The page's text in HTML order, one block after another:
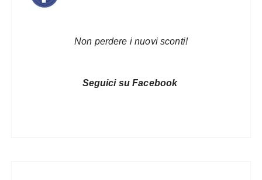
Non perdere i nuovi sconti!
Seguici su Facebook